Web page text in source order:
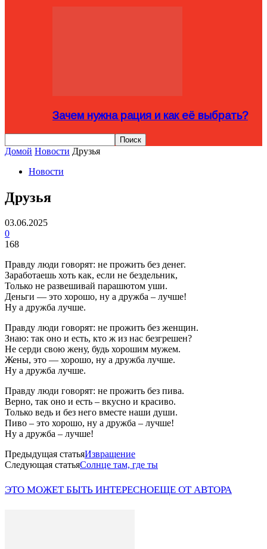
Зачем нужна рация и как её выбрать?
Домой Новости Друзья
Новости
Друзья
03.06.2025
0
168
Правду люди говорят: не прожить без денег.
Заработаешь хоть как, если не бездельник,
Только не развешивай парашютом уши.
Деньги — это хорошо, ну а дружба – лучше!
Ну а дружба лучше.
Правду люди говорят: не прожить без женщин.
Знаю: так оно и есть, кто ж из нас безгрешен?
Не серди свою жену, будь хорошим мужем.
Жены, это — хорошо, ну а дружба лучше.
Ну а дружба лучше.
Правду люди говорят: не прожить без пива.
Верно, так оно и есть – вкусно и красиво.
Только ведь и без него вместе наши души.
Пиво – это хорошо, ну а дружба – лучше!
Ну а дружба – лучше!
Предыдущая статьяИзвращение
Следующая статьяСолнце там, где ты
ЭТО МОЖЕТ БЫТЬ ИНТЕРЕСНОЕЩЕ ОТ АВТОРА